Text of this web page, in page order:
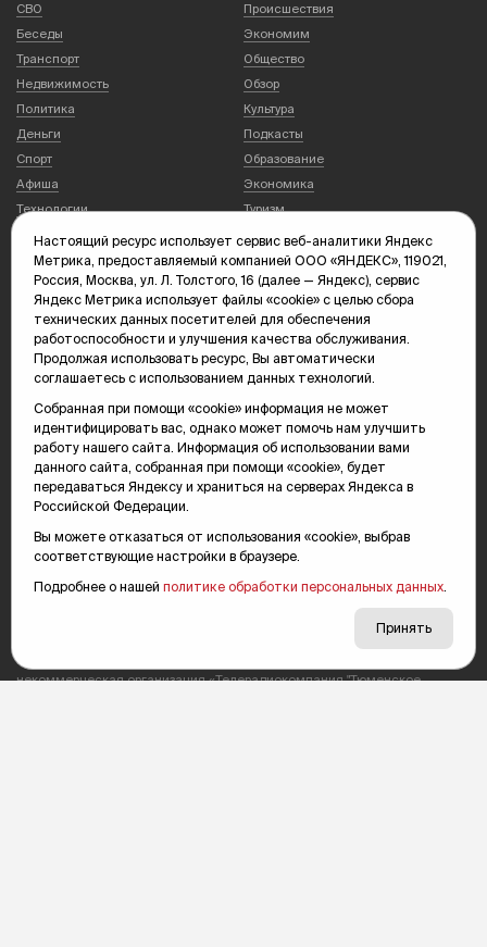
СВО
Происшествия
Беседы
Экономим
Транспорт
Общество
Недвижимость
Обзор
Политика
Культура
Деньги
Подкасты
Спорт
Образование
Афиша
Экономика
Технологии
Туризм
Страна и мир
Инструкция
ТЭК
Погода
Еда
Видео
Галереи
Новости
Темы новостей
Печатное издание
ГИБДД
зарегистрировано Федеральной службой по надзору в сфере связи,
серия Эл №ФС77-78856 от 07.08.2020 г. Учредитель: Автономная
некоммерческая организация «Телерадиокомпания "Тюменское
Настоящий ресурс использует сервис веб-аналитики Яндекс
Метрика, предоставляемый компанией ООО «ЯНДЕКС», 119021,
Россия, Москва, ул. Л. Толстого, 16 (далее — Яндекс), сервис
Яндекс Метрика использует файлы «cookie» с целью сбора
технических данных посетителей для обеспечения
работоспособности и улучшения качества обслуживания.
Продолжая использовать ресурс, Вы автоматически
соглашаетесь с использованием данных технологий.
Собранная при помощи «cookie» информация не может
идентифицировать вас, однако может помочь нам улучшить
работу нашего сайта. Информация об использовании вами
данного сайта, собранная при помощи «cookie», будет
передаваться Яндексу и храниться на серверах Яндекса в
Российской Федерации.
Вы можете отказаться от использования «cookie», выбрав
соответствующие настройки в браузере.
Подробнее о нашей политике обработки персональных данных
Принять